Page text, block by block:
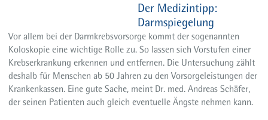
Der Medizintipp:
Darmspiegelung
Vor allem bei der Darmkrebsvorsorge kommt der sogenannten
Koloskopie eine wichtige Rolle zu. So lassen sich Vorstufen einer
Krebserkrankung erkennen und entfernen. Die Untersuchung zählt
deshalb für Menschen ab 50 Jahren zu den Vorsorgeleistungen der
Krankenkassen. Eine gute Sache, meint Dr. med. Andreas Schäfer,
der seinen Patienten auch gleich eventuelle Ängste nehmen kann.